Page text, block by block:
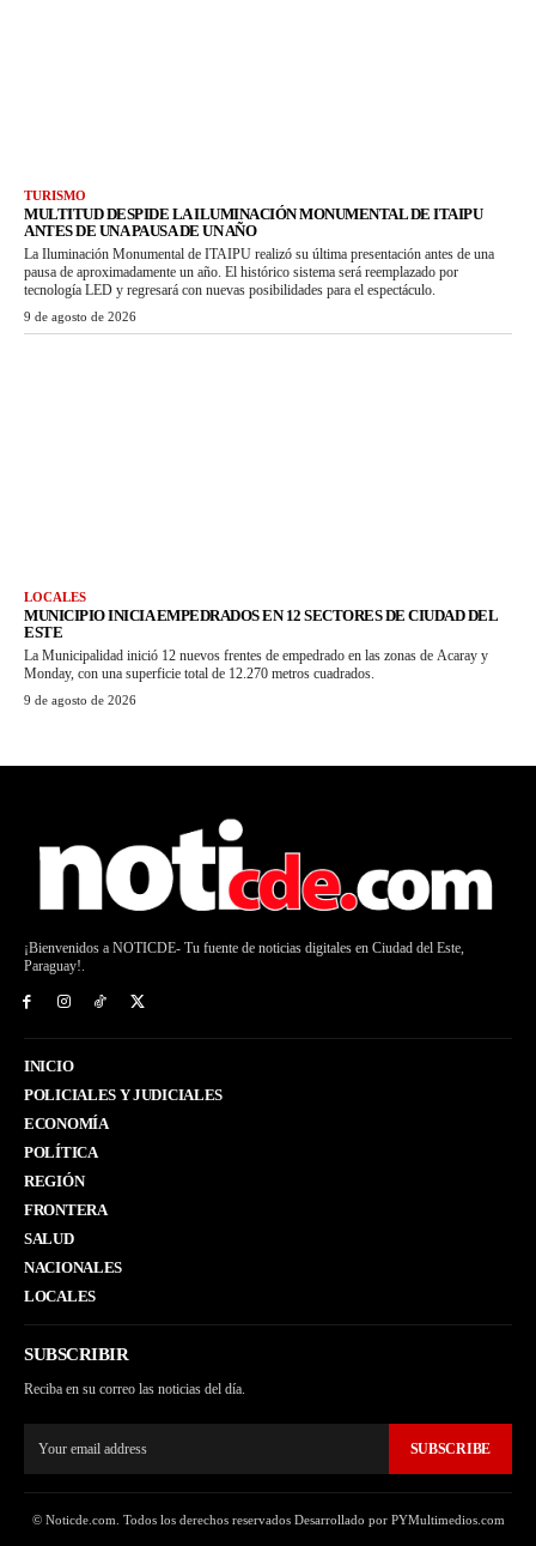
TURISMO
MULTITUD DESPIDE LA ILUMINACIÓN MONUMENTAL DE ITAIPU
ANTES DE UNA PAUSA DE UN AÑO
La Iluminación Monumental de ITAIPU realizó su última presentación antes de una
pausa de aproximadamente un año. El histórico sistema será reemplazado por
tecnología LED y regresará con nuevas posibilidades para el espectáculo.
9 de agosto de 2026
LOCALES
MUNICIPIO INICIA EMPEDRADOS EN 12 SECTORES DE CIUDAD DEL
ESTE
La Municipalidad inició 12 nuevos frentes de empedrado en las zonas de Acaray y
Monday, con una superficie total de 12.270 metros cuadrados.
9 de agosto de 2026
¡Bienvenidos a NOTICDE- Tu fuente de noticias digitales en Ciudad del Este,
Paraguay!.
INICIO
POLICIALES Y JUDICIALES
ECONOMÍA
POLÍTICA
REGIÓN
FRONTERA
SALUD
NACIONALES
LOCALES
SUBSCRIBIR
Reciba en su correo las noticias del día.
SUBSCRIBE
© Noticde.com. Todos los derechos reservados Desarrollado por PYMultimedios.com